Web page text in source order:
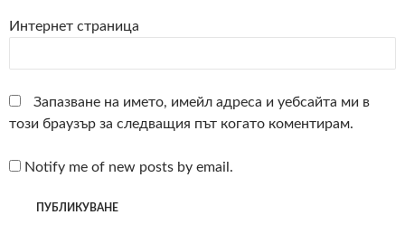
Интернет страница
Запазване на името, имейл адреса и уебсайта ми в
този браузър за следващия път когато коментирам.
Notify me of new posts by email.